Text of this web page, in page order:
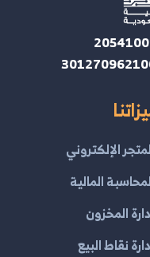
الإلكتروني
المالية
المخزون
نقاط البيع